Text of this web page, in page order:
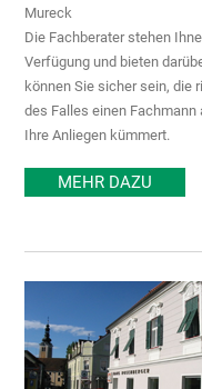
Mureck
Die Fachberater stehen
Verfügung und bieten
können Sie sicher sein, die
des Falles einen
Ihre Anliegen kümmert.
MEHR DAZU